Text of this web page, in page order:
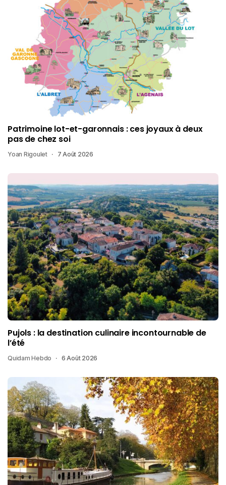
Patrimoine lot-et-garonnais : ces joyaux à deux
pas de chez soi
Yoan Rigoulet 7 Août 2026
Pujols : la destination culinaire incontournable de
l’été
Quidam Hebdo 6 Août 2026